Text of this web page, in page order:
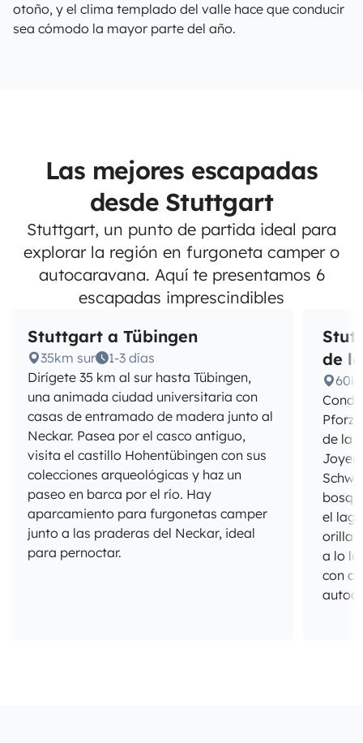
otoño, y el clima templado del valle hace que conducir
sea cómodo la mayor parte del año.
Las mejores escapadas
desde Stuttgart
Stuttgart, un punto de partida ideal para
explorar la región en furgoneta camper o
autocaravana. Aquí te presentamos 6
escapadas imprescindibles
Stuttgart a Tübingen
35km sur
1-3 días
Dirígete 35 km al sur hasta Tübingen,
una animada ciudad universitaria con
casas de entramado de madera junto al
Neckar. Pasea por el casco antiguo,
visita el castillo Hohentübingen con sus
colecciones arqueológicas y haz un
paseo en barca por el río. Hay
aparcamiento para furgonetas camper
junto a las praderas del Neckar, ideal
para pernoctar.
de
de la
el
a lo
con